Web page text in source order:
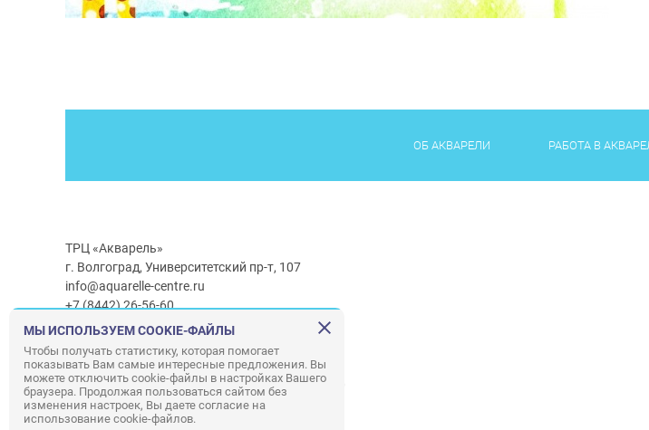
ОБ АКВАРЕЛИ РАБОТА В
ТРЦ «Акварель»
г. Волгоград, Университетский пр-т, 107
info@aquarelle-centre.ru
+7 (8442) 26-56-60
Часы работы ТРЦ: с 10:00 до 22:00
Часы работы г/м Ашан:с 08:00 до 23:00
Часы работыг/мЛемана ПРО:с 08:00 до 22:00
Правила посещения ТРЦ «Акварель»
МЫ ИСПОЛЬЗУЕМ COOKIE-ФАЙЛЫ
Чтобы получать статистику, которая помогает
показывать Вам самые интересные предложения. Вы
можете отключить cookie-файлы в настройках Вашего
браузера. Продолжая пользоваться сайтом без
изменения настроек, Вы даете согласие на
использование cookie-файлов.